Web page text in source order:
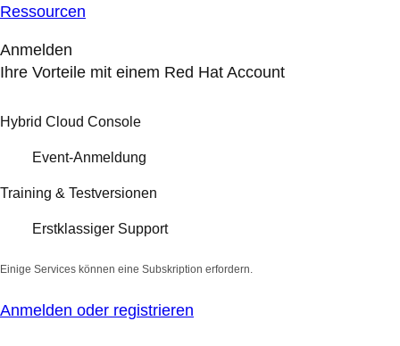
Ressourcen
Anmelden
Ihre Vorteile mit einem Red Hat Account
Hybrid Cloud Console
Event-Anmeldung
Training & Testversionen
Erstklassiger Support
Einige Services können eine Subskription erfordern.
Anmelden oder registrieren